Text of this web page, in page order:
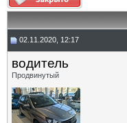
02.11.2020, 12:17
водитель
Продвинутый